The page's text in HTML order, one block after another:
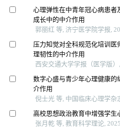
心理弹性在中青年冠心病患者
成长中的中介作用
郭丽红 等, 济宁医学院学报,
压力知觉对全科规范化培训医
理韧性的中介作用
西安交通大学学报（医学版）
数字心盛与青少年心理健康的
介作用
倪士光 等, 中国临床心理学杂
高校思想政治教育中增强学生
张月乾 等, 教育科学理论, 2025